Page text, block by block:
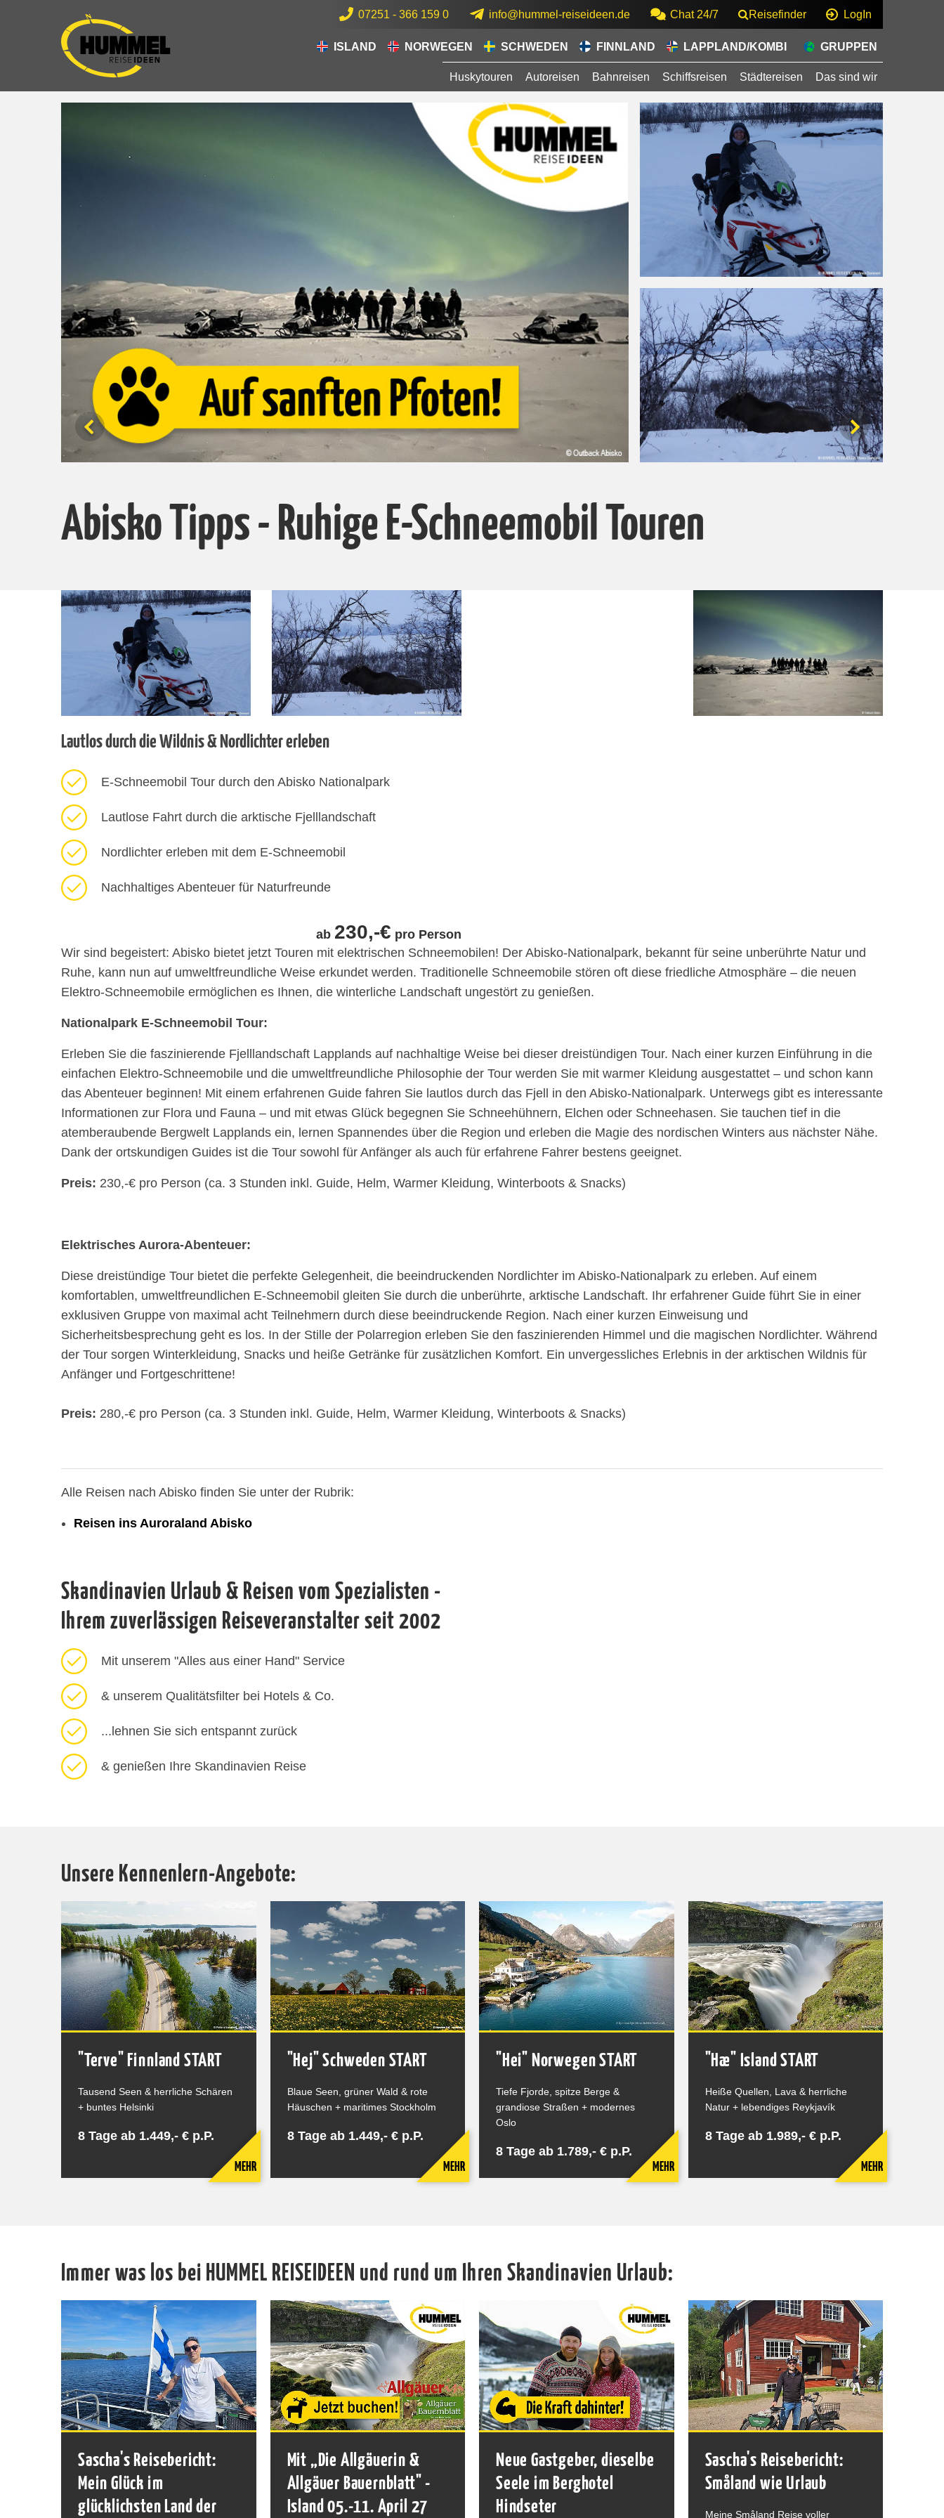
07251 - 366 159 0 info@hummel-reiseideen.de Chat 24/7 Reisefinder LogIn
ISLAND NORWEGEN SCHWEDEN FINNLAND LAPPLAND/KOMBI GRUPPEN
Huskytouren Autoreisen Bahnreisen Schiffsreisen Städtereisen Das sind wir
Abisko Tipps - Ruhige E-Schneemobil Touren
Lautlos durch die Wildnis & Nordlichter erleben
E-Schneemobil Tour durch den Abisko Nationalpark
Lautlose Fahrt durch die arktische Fjelllandschaft
Nordlichter erleben mit dem E-Schneemobil
Nachhaltiges Abenteuer für Naturfreunde
ab 230,-€ pro Person
Wir sind begeistert: Abisko bietet jetzt Touren mit elektrischen Schneemobilen! Der Abisko-Nationalpark, bekannt für seine unberührte Natur und
Ruhe, kann nun auf umweltfreundliche Weise erkundet werden. Traditionelle Schneemobile stören oft diese friedliche Atmosphäre – die neuen
Elektro-Schneemobile ermöglichen es Ihnen, die winterliche Landschaft ungestört zu genießen.
Nationalpark E-Schneemobil Tour:
Erleben Sie die faszinierende Fjelllandschaft Lapplands auf nachhaltige Weise bei dieser dreistündigen Tour. Nach einer kurzen Einführung in die
einfachen Elektro-Schneemobile und die umweltfreundliche Philosophie der Tour werden Sie mit warmer Kleidung ausgestattet – und schon kann
das Abenteuer beginnen! Mit einem erfahrenen Guide fahren Sie lautlos durch das Fjell in den Abisko-Nationalpark. Unterwegs gibt es interessante
Informationen zur Flora und Fauna – und mit etwas Glück begegnen Sie Schneehühnern, Elchen oder Schneehasen. Sie tauchen tief in die
atemberaubende Bergwelt Lapplands ein, lernen Spannendes über die Region und erleben die Magie des nordischen Winters aus nächster Nähe.
Dank der ortskundigen Guides ist die Tour sowohl für Anfänger als auch für erfahrene Fahrer bestens geeignet.
Preis: 230,-€ pro Person (ca. 3 Stunden inkl. Guide, Helm, Warmer Kleidung, Winterboots & Snacks)
Elektrisches Aurora-Abenteuer:
Diese dreistündige Tour bietet die perfekte Gelegenheit, die beeindruckenden Nordlichter im Abisko-Nationalpark zu erleben. Auf einem
komfortablen, umweltfreundlichen E-Schneemobil gleiten Sie durch die unberührte, arktische Landschaft. Ihr erfahrener Guide führt Sie in einer
exklusiven Gruppe von maximal acht Teilnehmern durch diese beeindruckende Region. Nach einer kurzen Einweisung und
Sicherheitsbesprechung geht es los. In der Stille der Polarregion erleben Sie den faszinierenden Himmel und die magischen Nordlichter. Während
der Tour sorgen Winterkleidung, Snacks und heiße Getränke für zusätzlichen Komfort. Ein unvergessliches Erlebnis in der arktischen Wildnis für
Anfänger und Fortgeschrittene!
Preis: 280,-€ pro Person (ca. 3 Stunden inkl. Guide, Helm, Warmer Kleidung, Winterboots & Snacks)
Alle Reisen nach Abisko finden Sie unter der Rubrik:
Reisen ins Auroraland Abisko
Skandinavien Urlaub & Reisen vom Spezialisten -
Ihrem zuverlässigen Reiseveranstalter seit 2002
Mit unserem "Alles aus einer Hand" Service
& unserem Qualitätsfilter bei Hotels & Co.
...lehnen Sie sich entspannt zurück
& genießen Ihre Skandinavien Reise
Unsere Kennenlern-Angebote:
"Terve" Finnland START
Tausend Seen & herrliche Schären
+ buntes Helsinki
8 Tage ab 1.449,- € p.P.
MEHR
"Hej" Schweden START
Blaue Seen, grüner Wald & rote
Häuschen + maritimes Stockholm
8 Tage ab 1.449,- € p.P.
MEHR
"Hei" Norwegen START
Tiefe Fjorde, spitze Berge &
grandiose Straßen + modernes
Oslo
8 Tage ab 1.789,- € p.P.
MEHR
"Hæ" Island START
Heiße Quellen, Lava & herrliche
Natur + lebendiges Reykjavík
8 Tage ab 1.989,- € p.P.
MEHR
Immer was los bei HUMMEL REISEIDEEN und rund um Ihren Skandinavien Urlaub:
Sascha's Reisebericht:
Mein Glück im
glücklichsten Land der
Mit „Die Allgäuerin &
Allgäuer Bauernblatt" -
Island 05.-11. April 27
Neue Gastgeber, dieselbe
Seele im Berghotel
Hindseter
Sascha's Reisebericht:
Småland wie Urlaub
Meine Småland Reise voller